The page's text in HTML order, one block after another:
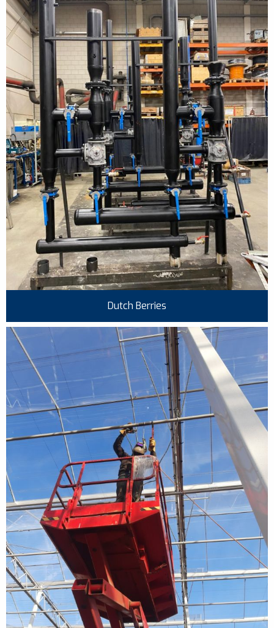
Dutch Berries